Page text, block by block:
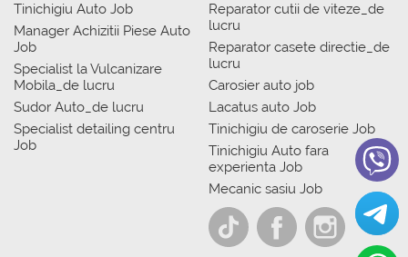
Tinichigiu Auto Job
Manager Achizitii Piese Auto
Job
Specialist la Vulcanizare
Mobila_de lucru
Sudor Auto_de lucru
Specialist detailing centru
Job
Reparator cutii de viteze_de
lucru
Reparator casete directie_de
lucru
Carosier auto job
Lacatus auto Job
Tinichigiu de caroserie Job
Tinichigiu Auto fara
experienta Job
Mecanic sasiu Job